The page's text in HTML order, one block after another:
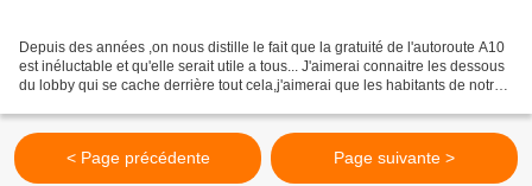
Depuis des années ,on nous distille le fait que la gratuité de l'autoroute A10
est inéluctable et qu'elle serait utile a tous... J'aimerai connaitre les dessous
du lobby qui se cache derrière tout cela,j'aimerai que les habitants de notre
< Page précédente Page suivante >